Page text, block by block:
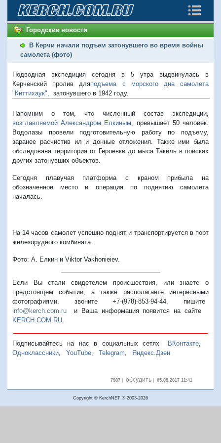
Городские новости
В Керчи начали подъем затонувшего во время войны
самолета (фото)
Подводная экспедиция сегодня в 5 утра выдвинулась в
Керченский пролив дляподъема с морского дна самолета
"Киттихаук",
затонувшего в 1942 году.
Напомним о том, что численный состав экспедиции,
возглавляемой Александром Елкиным , превышает 50 человек.
Водолазы провели подготовительную работу по подъему,
заранее расчистив ил и донные отложения. Также ими была
обследована территория от Героевки до мыса Такиль в поисках
других затонувших объектов.
Сегодня плавучая платформа с краном прибыла на
обозначенное место и операция по поднятию самолета
началась.
На 14 часов самолет успешно поднят и транспортируется в порт
железорудного комбината.
Фото: А. Елкин и Viktor Vakhonieiev.
Если Вы стали свидетелем происшествия, или знаете о
предстоящем событии, а также располагаете интересными
фотографиями, звоните +7-(978)-853-94-44, пишите
info@kerch.com.ru и Ваша информация появится на сайте
KERCH.COM.RU
Подписывайтесь на нас в социальных сетях ВКонтакте,
Одноклассники
YouTube Telegram Яндекс.Дзен
7987| обсудить| 05.05.2017 11:41
Copyright © KerchNET ® 2003-2026